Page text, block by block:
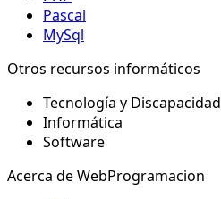
Pascal
MySql
Otros recursos informáticos
Tecnología y Discapacidad
Informática
Software
Acerca de WebProgramacion